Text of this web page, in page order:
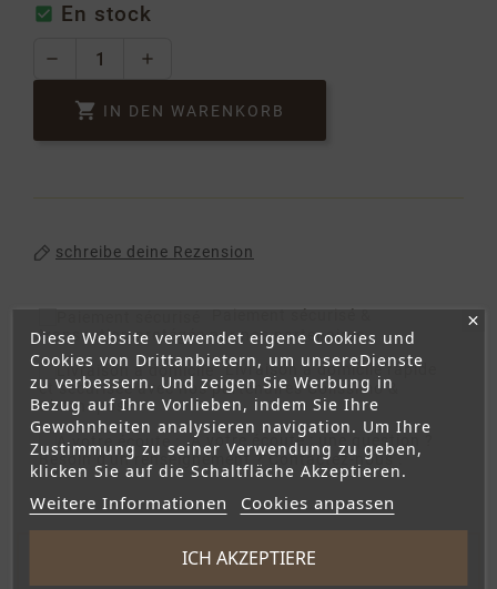
 En stock
 IN DEN WARENKORB
schreibe deine Rezension
Paiement sécurisé&
transaction protégée par nos partenaires.
Livraison à domicilerapide
et sécurisée avec nos partenaires Colissimo &
Chronopost
A votre écoute :
une question ?
Besoin d'un renseignement ? Contactez-nous .
Artikeldetails
Diese Website verwendet eigene Cookies und
Cookies von Drittanbietern, um unsereDienste
zu verbessern. Und zeigen Sie Werbung in
Bezug auf Ihre Vorlieben, indem Sie Ihre
Gewohnheiten analysieren navigation. Um Ihre
Zustimmung zu seiner Verwendung zu geben,
klicken Sie auf die Schaltfläche Akzeptieren.
Weitere Informationen Cookies anpassen
ICH AKZEPTIERE